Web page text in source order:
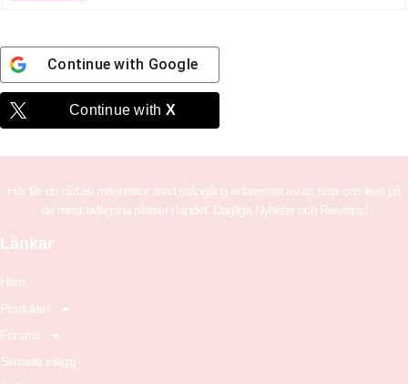
Continue with Google
Continue with X
Här får du råd av människor med mångårig erfarenhet av att resa och leva på
de mest avlägsna platser i landet. Dagliga Nyheter och Resetips!
Länkar
Hem
Produkter
Forums
Senaste inlägg